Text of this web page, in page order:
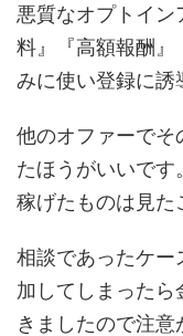
悪質なオプトイ
料』『高額報酬』
みに使い登録に誘
他のオファーでそ
たほうがいいで
稼げたものは見た
相談であったケー
加してしまった
きましたので注意